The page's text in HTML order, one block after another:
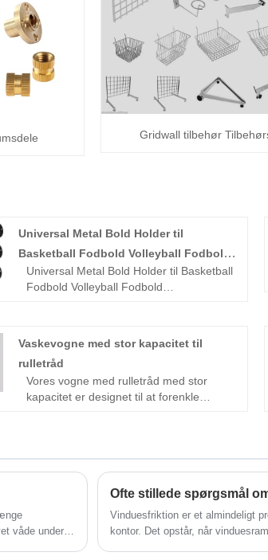
Gridwall tilbehør
Universal Metal Bold Holder til
Basketball Fodbold Volleyball Fodbold
Opbevaringsskærm
Universal Metal Bold Holder til Basketball
Fodbold Volleyball Fodbold
den fastgøres sikkert til enhver væg, og
holder din basketball fra jorden og inden
for rækkevidde. Lavet af holdbare
materialer, Universal Metal Ball Holder til
basketball størrelser.
Vaskevogne med stor kapacitet til
rulletråd
Vores vogne med rulletråd med stor
kapacitet er designet til at forenkle
vasketøj, hvilket gør dem ideelle til brug i
hjem, vaskerier og hoteller.
Vaskevognene med rulletråd med stor
kapacitet er konstrueret af kraftig
ståltråd, hvilket sikrer holdbarhed og
langvarig brug, selv med hyppige, tunge
belastninger. Nøglefunktioner
våde under
Ofte stillede spørgsmål
Vinduesfriktion er et almindeligt
kontor. Det opstår, når